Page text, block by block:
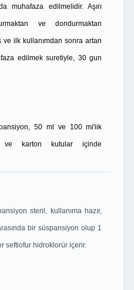
muhafaza edilmelidir. Aşırı
ve dondurmaktan
ve ilk kullanımdan sonra artan
edilmek suretiyle, 30 gun
50 ml ve 100 mi'iik
ve karton kutular içinde
steril, kullanıma hazır,
bir süspansiyon olup 1
seftiofur hidroklorür içerir.